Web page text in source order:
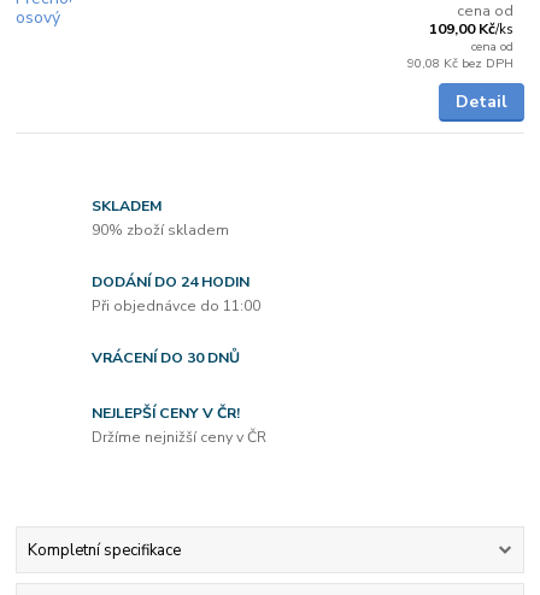
cena od
109,00 Kč/ks
cena od
90,08 Kč bez DPH
Detail
SKLADEM
90% zboží skladem
DODÁNÍ DO 24 HODIN
Při objednávce do 11:00
VRÁCENÍ DO 30 DNŮ
NEJLEPŠÍ CENY V ČR!
Držíme nejnižší ceny v ČR
Kompletní specifikace